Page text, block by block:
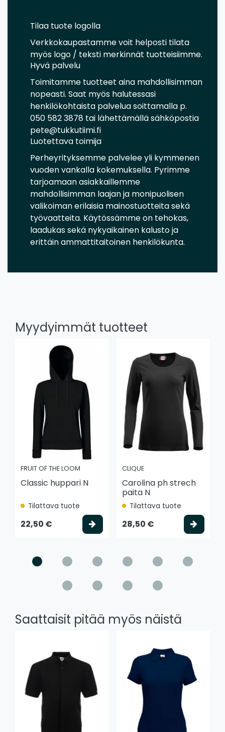
Tilaa tuote logolla
Verkkokaupastamme voit helposti tilata
myös logo / teksti merkinnät tuotteisiimme.
Hyvä palvelu
Toimitamme tuotteet aina mahdollisimman
nopeasti. Saat myös halutessasi
henkilökohtaista palvelua soittamalla p.
050 582 3878 tai lähettämällä sähköpostia
pete@tukkutiimi.fi
Luotettava toimija
Perheyrityksemme palvelee yli kymmenen
vuoden vankalla kokemuksella. Pyrimme
tarjoamaan asiakkaillemme
mahdollisimman laajan ja monipuolisen
valikoiman erilaisia mainostuotteita sekä
työvaatteita. Käytössämme on tehokas,
laadukas sekä nykyaikainen kalusto ja
erittäin ammattitaitoinen henkilökunta.
Myydyimmät tuotteet
FRUIT OF THE LOOM
Classic huppari N
Tilattava tuote
22,50 € Valitse vaihtoehto
CLIQUE
Carolina ph strech
paita N
Tilattava tuote
28,50 €
Saattaisit pitää myös näistä